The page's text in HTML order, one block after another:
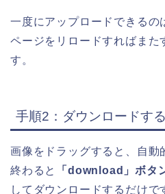
一度にアップロードできるの
ページをリロードすればまた
す。
手順2：ダウンロードす
画像をドラッグすると、自動
終わると
「download」ボタ
してダウンロードするだけで